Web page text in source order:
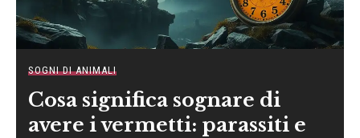
SOGNI DI ANIMALI
Cosa significa sognare di
avere i vermetti: parassiti e